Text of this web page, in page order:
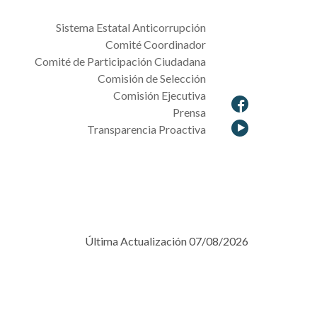
Sistema Estatal Anticorrupción
Comité Coordinador
Comité de Participación Ciudadana
Comisión de Selección
Comisión Ejecutiva
Prensa
Transparencia Proactiva
Última Actualización 07/08/2026